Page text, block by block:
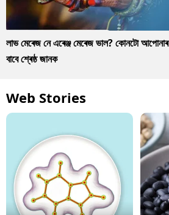
লাভ মেৰেজ নে এৰেঞ্জ মেৰেজ ভাল? কোনটো আপোনাৰ
বাবে শ্ৰেষ্ঠ জানক
Web Stories